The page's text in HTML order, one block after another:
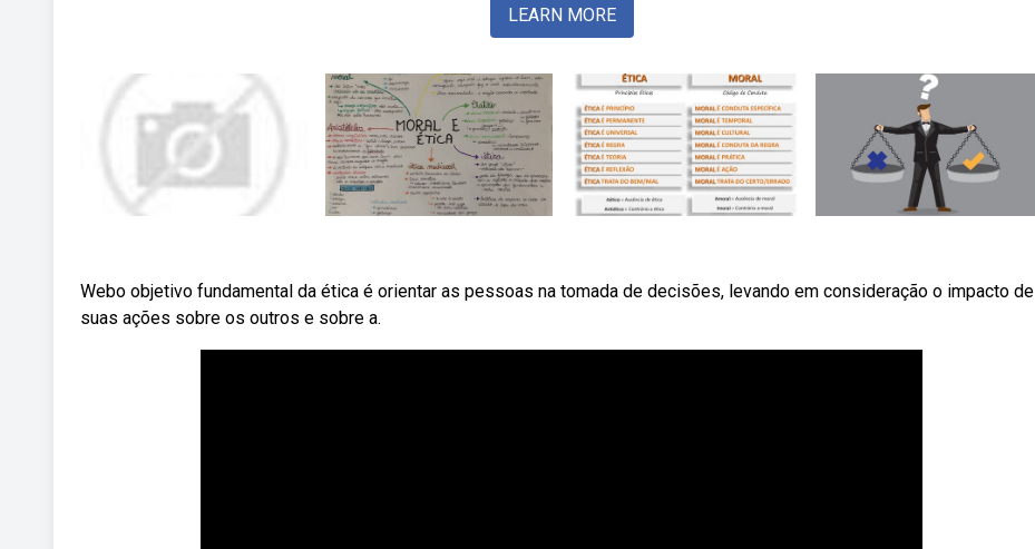
LEARN MORE
Webo objetivo fundamental da ética é orientar as pessoas na tomada de decisões, levando em consideração o impacto de
suas ações sobre os outros e sobre a.